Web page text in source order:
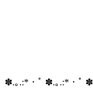
✽.｡.:*・ﾟ ✽.｡.:*・ﾟ